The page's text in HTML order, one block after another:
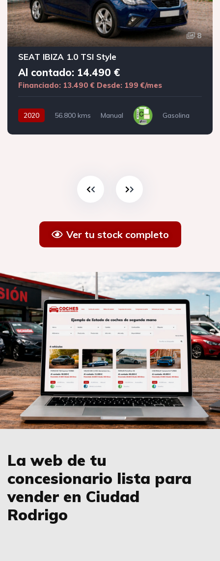
8
SEAT IBIZA 1.0 TSI Style
Al contado: 14.490 €
Financiado: 13.490 € Desde: 199 €/mes
2020 56.800 kms Manual Gasolina
Ver tu stock completo
La web de tu
concesionario lista para
vender en Ciudad
Rodrigo